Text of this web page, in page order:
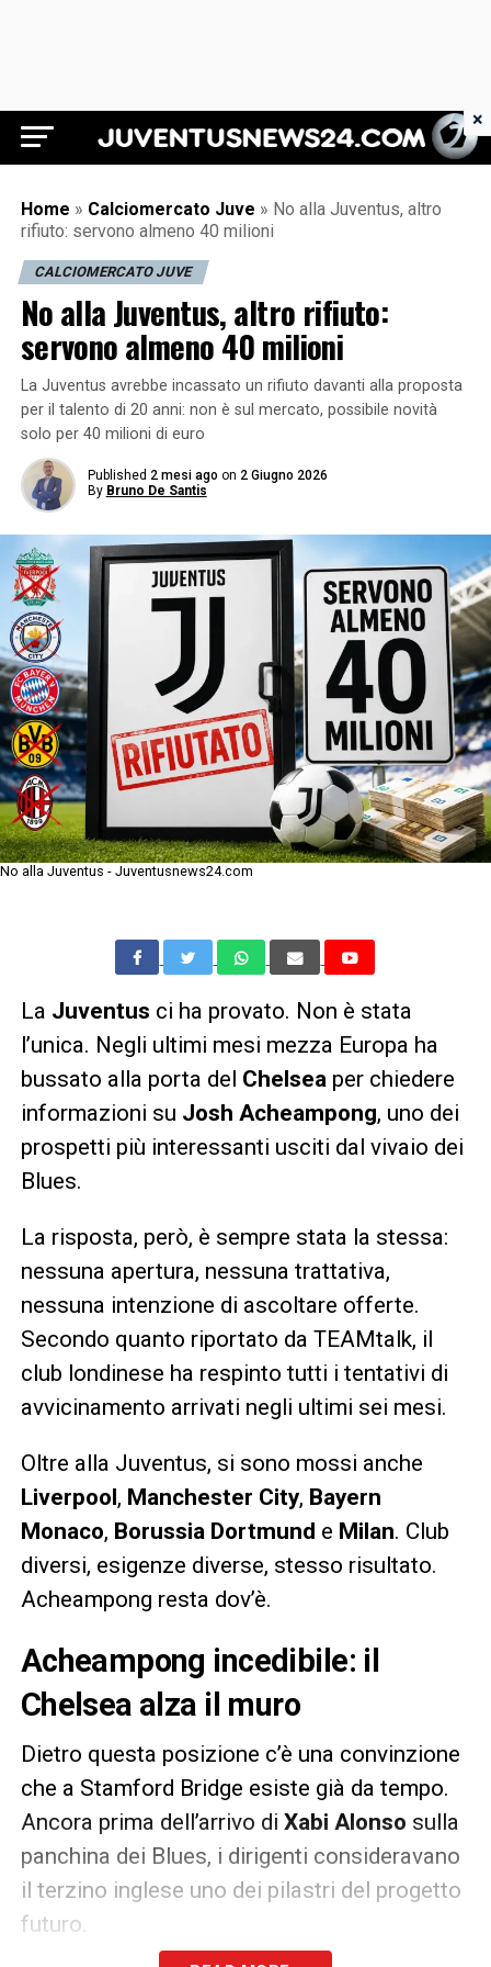
Juventus News 24
Home » Calciomercato Juve » No alla Juventus, altro
rifiuto: servono almeno 40 milioni
CALCIOMERCATO JUVE
No alla Juventus, altro rifiuto:
servono almeno 40 milioni
La Juventus avrebbe incassato un rifiuto davanti alla proposta
per il talento di 20 anni: non è sul mercato, possibile novità
solo per 40 milioni di euro
Published 2 mesi ago on 2 Giugno 2026
By Bruno De Santis
No alla Juventus - Juventusnews24.com
La Juventus ci ha provato. Non è stata
l’unica. Negli ultimi mesi mezza Europa ha
bussato alla porta del Chelsea per chiedere
informazioni su Josh Acheampong, uno dei
prospetti più interessanti usciti dal vivaio dei
Blues.
La risposta, però, è sempre stata la stessa:
nessuna apertura, nessuna trattativa,
nessuna intenzione di ascoltare offerte.
Secondo quanto riportato da TEAMtalk, il
club londinese ha respinto tutti i tentativi di
avvicinamento arrivati negli ultimi sei mesi.
Oltre alla Juventus, si sono mossi anche
Liverpool, Manchester City, Bayern
Monaco, Borussia Dortmund e Milan. Club
diversi, esigenze diverse, stesso risultato.
Acheampong resta dov’è.
Acheampong incedibile: il
Chelsea alza il muro
Dietro questa posizione c’è una convinzione
che a Stamford Bridge esiste già da tempo.
Ancora prima dell’arrivo di Xabi Alonso sulla
panchina dei Blues, i dirigenti consideravano
il terzino inglese uno dei pilastri del progetto
futuro.
×